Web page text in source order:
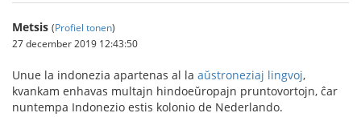
Metsis (Profiel tonen)
27 december 2019 12:43:50
Unue la indonezia apartenas al la aŭstroneziaj lingvoj,
kvankam enhavas multajn hindoeŭropajn pruntovortojn, ĉar
nuntempa Indonezio estis kolonio de Nederlando.